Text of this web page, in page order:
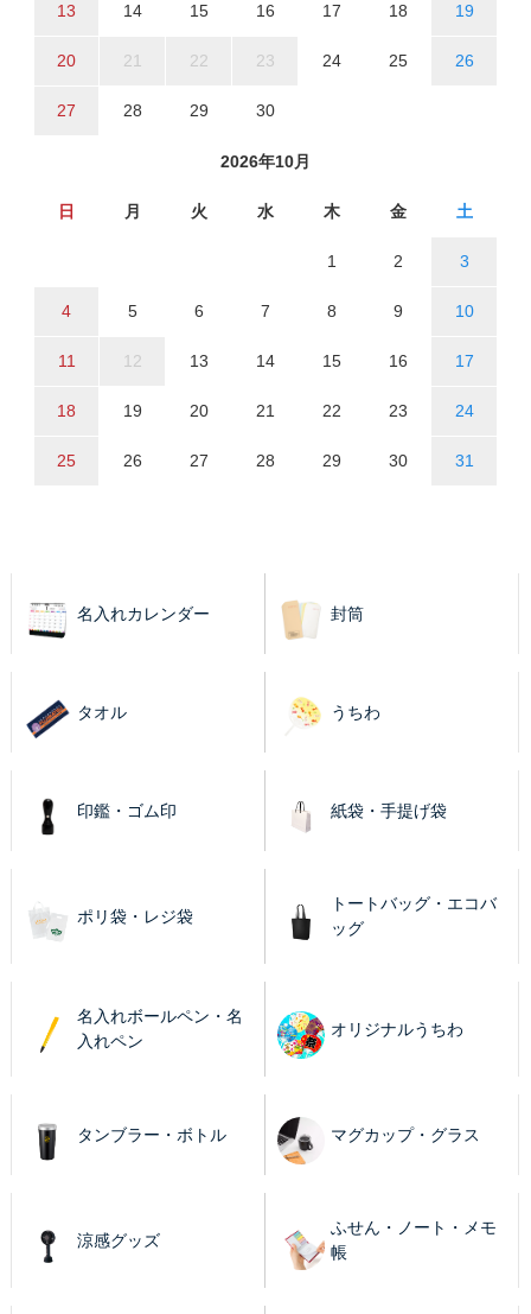
13 14 15 16 17 18 19
20 21 22 23 24 25 26
27 28 29 30
2026年10月
日 月 火 水 木 金 土
1 2 3
4 5 6 7 8 9 10
11 12 13 14 15 16 17
18 19 20 21 22 23 24
25 26 27 28 29 30 31
名入れカレンダー 封筒
タオル うちわ
印鑑・ゴム印 紙袋・手提げ袋
ポリ袋・レジ袋
トートバッグ・エコバ
ッグ
名入れボールペン・名
入れペン
オリジナルうちわ
タンブラー・ボトル マグカップ・グラス
涼感グッズ
ふせん・ノート・メモ
帳